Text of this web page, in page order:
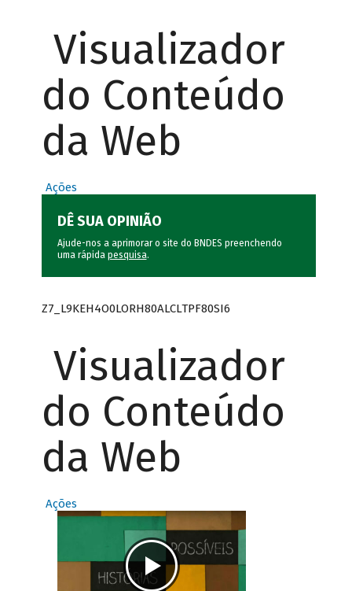
Visualizador
do Conteúdo
da Web
Ações
DÊ SUA OPINIÃO
Ajude-nos a aprimorar o site do BNDES preenchendo
uma rápida pesquisa.
Z7_L9KEH4O0LORH80ALCLTPF80SI6
Visualizador
do Conteúdo
da Web
Ações